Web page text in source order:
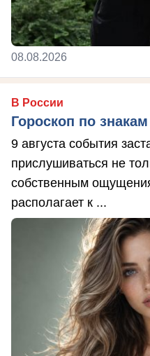
08.08.2026
В России
Гороскоп по
9 августа события
прислушиваться не
собственным
располагает к ...